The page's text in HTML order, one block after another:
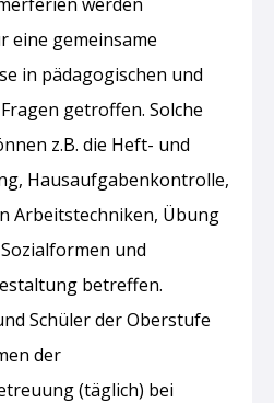
eine gemeinsame
in pädagogischen und
getroffen. Solche
z.B. die Heft- und
Hausaufgabenkontrolle,
Arbeitstechniken, Übung
und
betreffen.
Schüler der Oberstufe
der
(täglich) bei